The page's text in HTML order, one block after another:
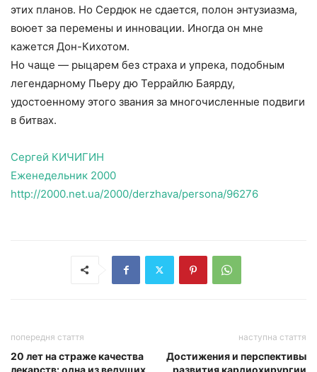
этих планов. Но Сердюк не сдается, полон энтузиазма,
воюет за перемены и инновации. Иногда он мне
кажется Дон-Кихотом.
Но чаще — рыцарем без страха и упрека, подобным
легендарному Пьеру дю Террайлю Баярду,
удостоенному этого звания за многочисленные подвиги
в битвах.
Сергей КИЧИГИН
Еженедельник 2000
http://2000.net.ua/2000/derzhava/persona/96276
попередня стаття
20 лет на страже качества
лекарств: одна из ведущих
наступна стаття
Достижения и перспективы
развития кардиохирургии